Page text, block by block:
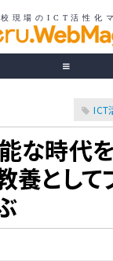
ICT
な時代
養として